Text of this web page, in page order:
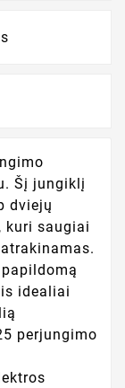
Šį jungiklį
dviejų
kuri saugiai
idealiai
perjungimo